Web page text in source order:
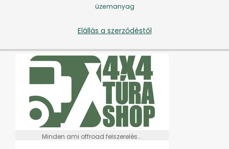
üzemanyag
Elállás a szerződéstől
Minden ami offroad felszerelés...